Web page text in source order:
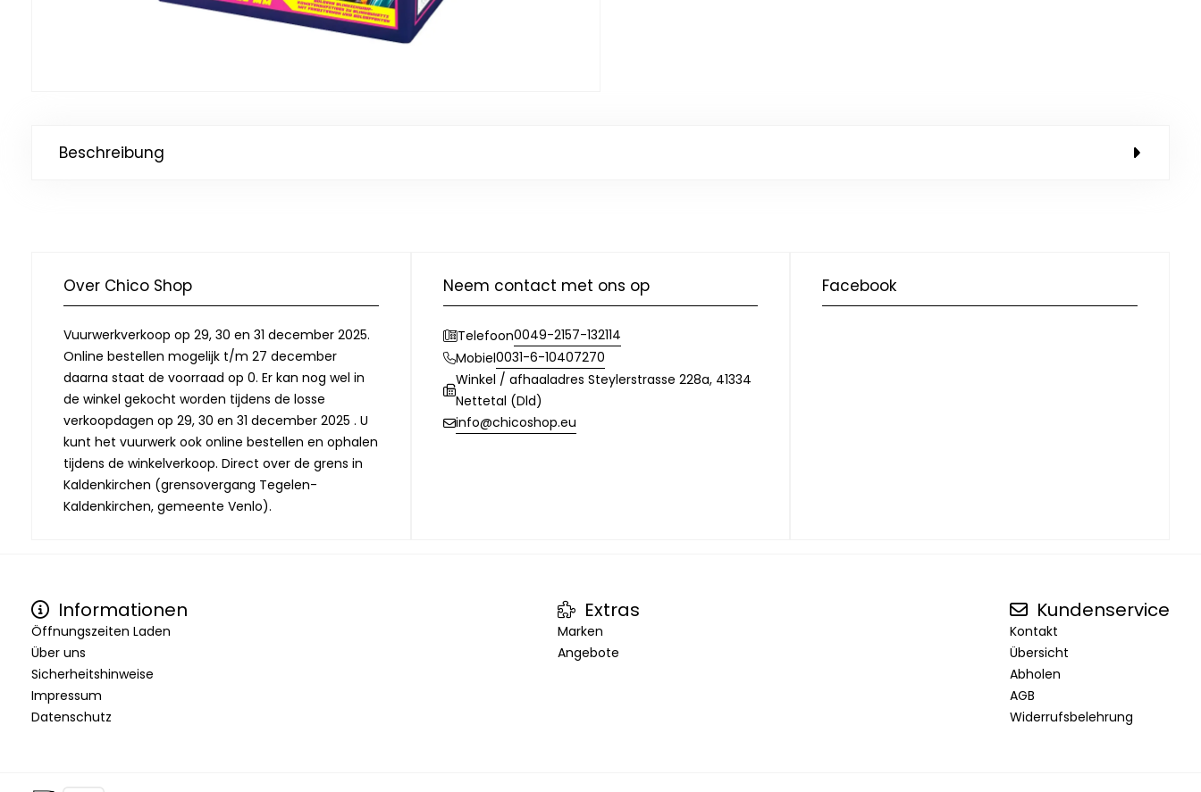
Beschreibung
Over Chico Shop
Vuurwerkverkoop op 29, 30 en 31 december 2025.
Online bestellen mogelijk t/m 27 december
daarna staat de voorraad op 0. Er kan nog wel in
de winkel gekocht worden tijdens de losse
verkoopdagen op 29, 30 en 31 december 2025 . U
kunt het vuurwerk ook online bestellen en ophalen
tijdens de winkelverkoop. Direct over de grens in
Kaldenkirchen (grensovergang Tegelen-
Kaldenkirchen, gemeente Venlo).
Neem contact met ons op
Telefoon0049-2157-132114
Mobiel0031-6-10407270
Winkel / afhaaladres Steylerstrasse 228a, 41334
Nettetal (Dld)
info@chicoshop.eu
Facebook
Informationen
Öffnungszeiten Laden
Über uns
Sicherheitshinweise
Impressum
Datenschutz
Extras
Marken
Angebote
Kundenservice
Kontakt
Übersicht
Abholen
AGB
Widerrufsbelehrung